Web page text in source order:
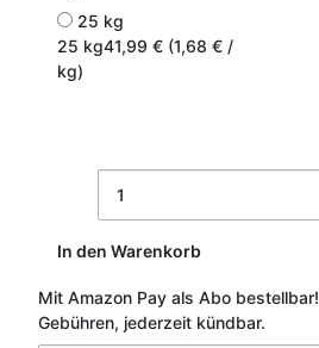
25 kg
25 kg41,99 € (1,68 € /
kg)
In den Warenkorb
Mit Amazon Pay als Abo bestellbar!
Gebühren, jederzeit kündbar.